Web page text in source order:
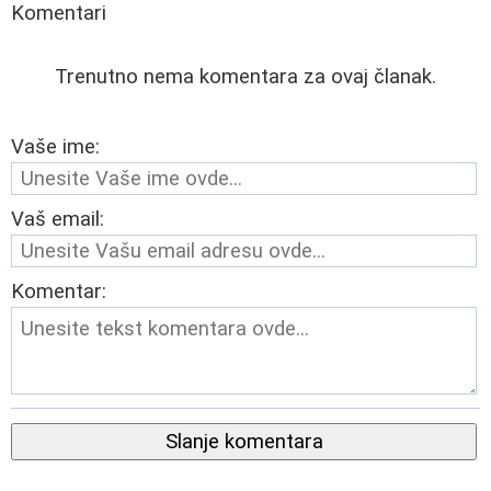
Komentari
Trenutno nema komentara za ovaj članak.
Vaše ime:
Vaš email:
Komentar:
Slanje komentara